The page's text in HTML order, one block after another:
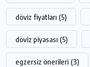
döviz fiyatları (5)
döviz piyasası (5)
egzersiz önerileri (3)